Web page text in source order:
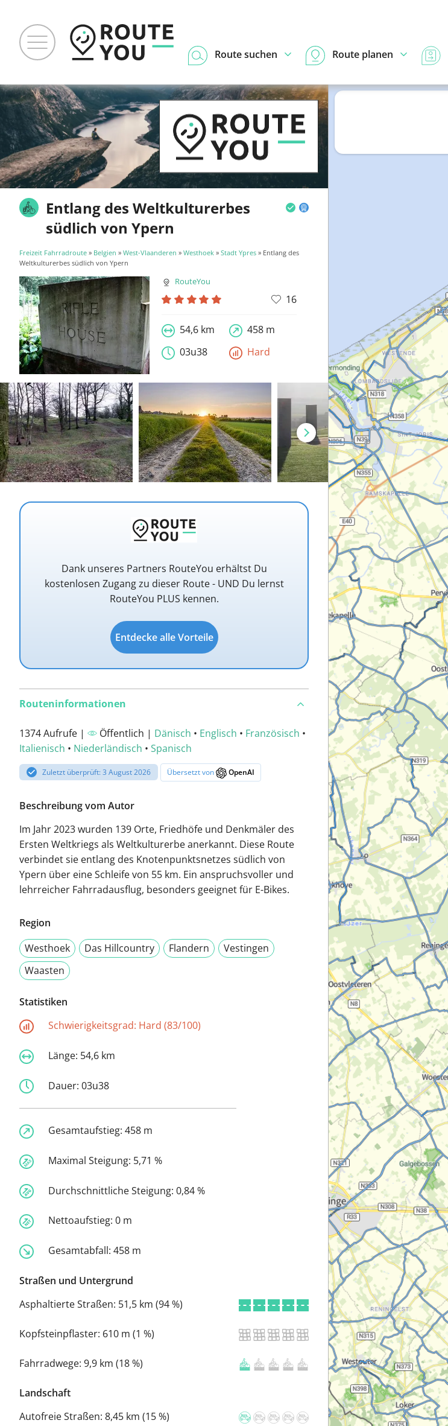
Route suchen Route planen
Entlang des Weltkulturerbes
südlich von Ypern
Freizeit Fahrradroute » Belgien » West-Vlaanderen » Westhoek » Stadt Ypres » Entlang des
Weltkulturerbes südlich von Ypern
RouteYou
16
54,6 km
458 m
03u38
Hard
Dank unseres Partners RouteYou erhältst Du
kostenlosen Zugang zu dieser Route - UND Du lernst
RouteYou PLUS kennen.
Entdecke alle Vorteile
Routeninformationen
1374 Aufrufe | Öffentlich | Dänisch • Englisch • Französisch •
Italienisch • Niederländisch • Spanisch
Zuletzt überprüft: 3 August 2026 Übersetzt von OpenAI
Beschreibung vom Autor
Im Jahr 2023 wurden 139 Orte, Friedhöfe und Denkmäler des
Ersten Weltkriegs als Weltkulturerbe anerkannt. Diese Route
verbindet sie entlang des Knotenpunktsnetzes südlich von
Ypern über eine Schleife von 55 km. Ein anspruchsvoller und
lehrreicher Fahrradausflug, besonders geeignet für E-Bikes.
Region
Westhoek
Das Hillcountry Flandern
Vestingen
Waasten
Statistiken
Schwierigkeitsgrad: Hard (83/100)
Länge: 54,6 km
Dauer: 03u38
Gesamtaufstieg: 458 m
Maximal Steigung: 5,71 %
Durchschnittliche Steigung: 0,84 %
Nettoaufstieg: 0 m
Gesamtabfall: 458 m
Straßen und Untergrund
Asphaltierte Straßen: 51,5 km (94 %)
Kopfsteinpflaster: 610 m (1 %)
Fahrradwege: 9,9 km (18 %)
Landschaft
Autofreie Straßen: 8,45 km (15 %)